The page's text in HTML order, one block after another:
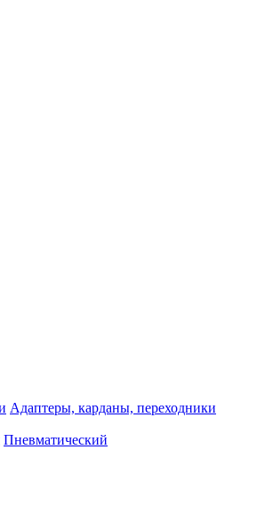
Адаптеры, карданы, переходники
Пневматический